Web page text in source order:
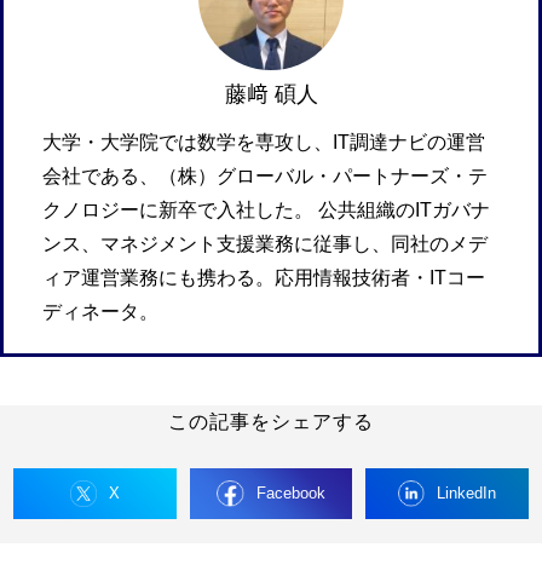
藤﨑 碩人
大学・大学院では数学を専攻し、IT調達ナビの運営
会社である、（株）グローバル・パートナーズ・テ
クノロジーに新卒で入社した。 公共組織のITガバナ
ンス、マネジメント支援業務に従事し、同社のメデ
ィア運営業務にも携わる。応用情報技術者・ITコー
ディネータ。
この記事をシェアする
X Facebook LinkedIn